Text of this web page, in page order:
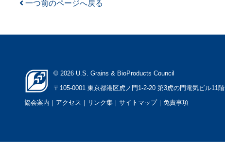
一つ前のページへ戻る
© 2026 U.S. Grains & BioProducts Council
〒105-0001 東京都港区虎ノ門1-2-20 第3虎の門電気ビル11階
協会案内 ｜アクセス ｜ リンク集 ｜ サイトマップ｜ 免責事項